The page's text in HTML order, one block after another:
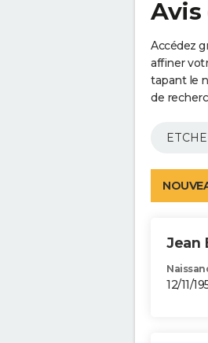
Avis
Accédez
affiner
tapant le
de
Jean
12/11/